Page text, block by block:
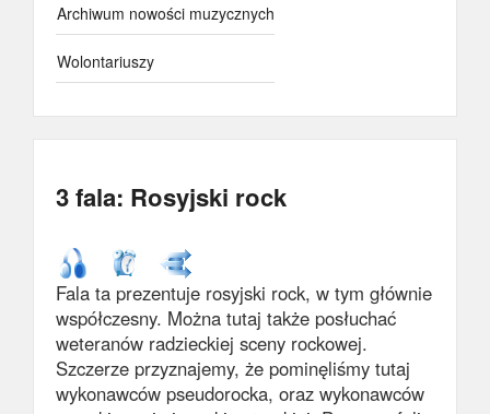
Archiwum nowości muzycznych
Wolontariuszy
3 fala: Rosyjski rock
Fala ta prezentuje rosyjski rock, w tym głównie
współczesny. Można tutaj także posłuchać
weteranów radzieckiej sceny rockowej.
Szczerze przyznajemy, że pominęliśmy tutaj
wykonawców pseudorocka, oraz wykonawców